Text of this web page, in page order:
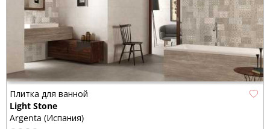
Плитка для ванной
Light Stone
Argenta (Испания)